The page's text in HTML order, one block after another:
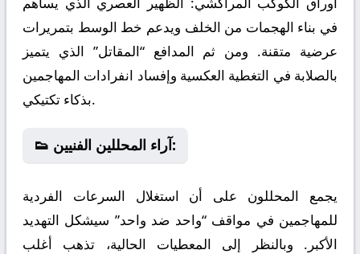
في بناء الهجمات من الخلف ويدعم خط الوسط بتمريرات
عرضية متقنة. ومن ثم المدافع “المقاتل” الذي يتميز
بالصلابة في التغطية العكسية وإفساد انفرادات المهاجمين
بذكاء تكتيكي.
👟 آراء المحللين الفنيين:
يجمع المحللون على أن استغلال السرعات الفردية
للمهاجمين في مواقف “واحد ضد واحد” سيشكل التهديد
الأكبر. وبالنظر إلى المعطيات الحالية، تذهب أغلب